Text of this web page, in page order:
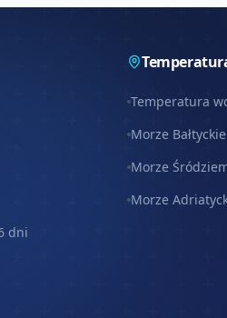
dni
Temperatura
Morze Bałtyckie
Morze
Morze